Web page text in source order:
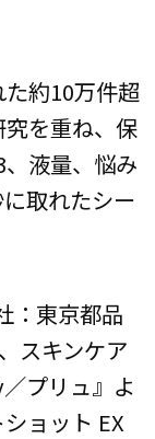
約10万件超
を重ね、保
液量、悩み
取れたシー
：東京都品
スキンケア
プリュ』よ
ョット EX